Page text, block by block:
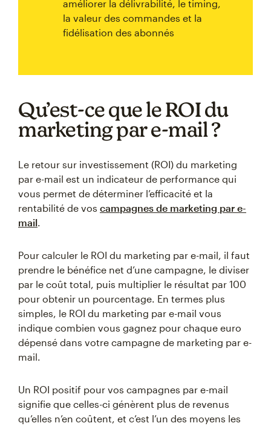
améliorer la délivrabilité, le timing,
la valeur des commandes et la
fidélisation des abonnés
Qu’est-ce que le ROI du
marketing par e-mail ?
Le retour sur investissement (ROI) du marketing
par e-mail est un indicateur de performance qui
vous permet de déterminer l’efficacité et la
rentabilité de vos campagnes de marketing par e-
mail.
Pour calculer le ROI du marketing par e-mail, il faut
prendre le bénéfice net d’une campagne, le diviser
par le coût total, puis multiplier le résultat par 100
pour obtenir un pourcentage. En termes plus
simples, le ROI du marketing par e-mail vous
indique combien vous gagnez pour chaque euro
dépensé dans votre campagne de marketing par e-
mail.
Un ROI positif pour vos campagnes par e-mail
signifie que celles-ci génèrent plus de revenus
qu’elles n’en coûtent, et c’est l’un des moyens les